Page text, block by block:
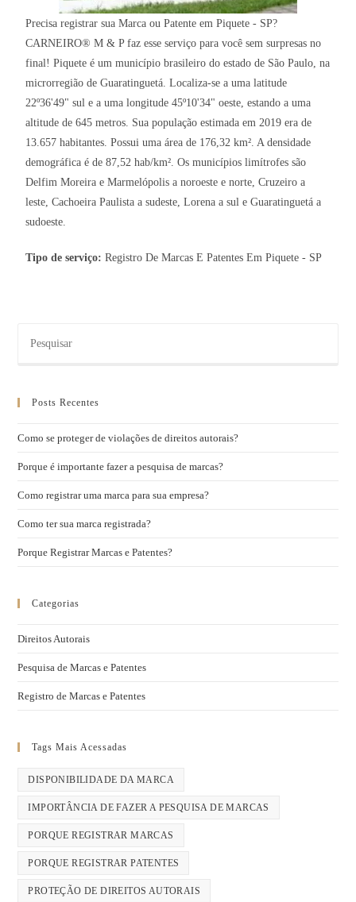
Precisa registrar sua Marca ou Patente em Piquete - SP?
CARNEIRO® M & P faz esse serviço para você sem surpresas no
final! Piquete é um município brasileiro do estado de São Paulo, na
microrregião de Guaratinguetá. Localiza-se a uma latitude
22º36'49" sul e a uma longitude 45º10'34" oeste, estando a uma
altitude de 645 metros. Sua população estimada em 2019 era de
13.657 habitantes. Possui uma área de 176,32 km². A densidade
demográfica é de 87,52 hab/km². Os municípios limítrofes são
Delfim Moreira e Marmelópolis a noroeste e norte, Cruzeiro a
leste, Cachoeira Paulista a sudeste, Lorena a sul e Guaratinguetá a
sudoeste.
Tipo de serviço:Registro De Marcas E Patentes Em Piquete - SP
Posts Recentes
Como se proteger de violações de direitos autorais?
Porque é importante fazer a pesquisa de marcas?
Como registrar uma marca para sua empresa?
Como ter sua marca registrada?
Porque Registrar Marcas e Patentes?
Categorias
Direitos Autorais
Pesquisa de Marcas e Patentes
Registro de Marcas e Patentes
Tags Mais Acessadas
DISPONIBILIDADE DA MARCA
IMPORTÂNCIA DE FAZER A PESQUISA DE MARCAS
PORQUE REGISTRAR MARCAS
PORQUE REGISTRAR PATENTES
PROTEÇÃO DE DIREITOS AUTORAIS